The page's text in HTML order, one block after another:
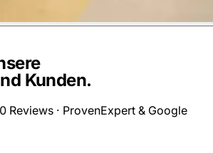
Kunden.
Reviews · ProvenExpert & Google